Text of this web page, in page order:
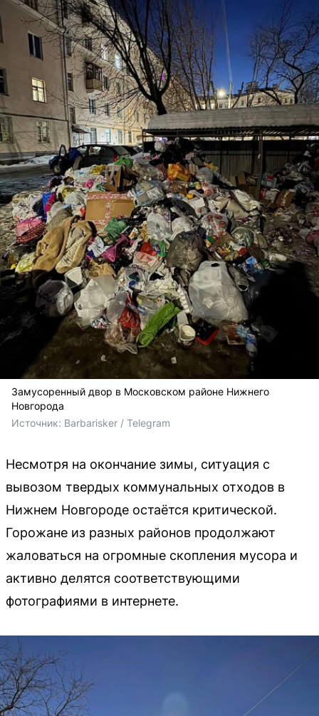
Замусоренный двор в Московском районе Нижнего
Новгорода
Источник: Barbarisker / Telegram
Несмотря на окончание зимы, ситуация с
вывозом твердых коммунальных отходов в
Нижнем Новгороде остаётся критической.
Горожане из разных районов продолжают
жаловаться на огромные скопления мусора и
активно делятся соответствующими
фотографиями в интернете.